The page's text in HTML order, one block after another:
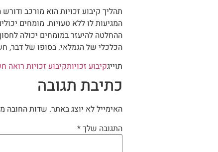
תהליך קיבוע זכויות הוא מורכב
המגיעות לו ללא טעויות. מומחים
ההחלטה להיעזר במומחים יכולה
הכלכלי של הגמלאי. בסופו של דבר,
תוייגקיבוע זכויותקיבוע זכויות רואה
כתיבת תגובה
האימייל לא יוצג באתר. שדות החובה
התגובה שלך*